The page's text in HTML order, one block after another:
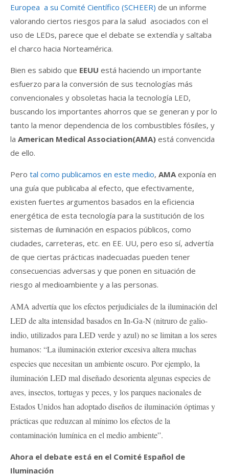
Europea a su Comité Científico (SCHEER) de un informe
valorando ciertos riesgos para la salud asociados con el
uso de LEDs, parece que el debate se extendía y saltaba
el charco hacia Norteamérica.
Bien es sabido que EEUU está haciendo un importante
esfuerzo para la conversión de sus tecnologías más
convencionales y obsoletas hacia la tecnología LED,
buscando los importantes ahorros que se generan y por lo
tanto la menor dependencia de los combustibles fósiles, y
la American Medical Association(AMA) está convencida
de ello.
Pero tal como publicamos en este medio, AMA exponía en
una guía que publicaba al efecto, que efectivamente,
existen fuertes argumentos basados en la eficiencia
energética de esta tecnología para la sustitución de los
sistemas de iluminación en espacios públicos, como
ciudades, carreteras, etc. en EE. UU, pero eso sí, advertía
de que ciertas prácticas inadecuadas pueden tener
consecuencias adversas y que ponen en situación de
riesgo al medioambiente y a las personas.
AMA advertía que los efectos perjudiciales de la iluminación del
LED de alta intensidad basados en In-Ga-N (nitruro de galio-
indio, utilizados para LED verde y azul) no se limitan a los seres
humanos: “La iluminación exterior excesiva altera muchas
especies que necesitan un ambiente oscuro. Por ejemplo, la
iluminación LED mal diseñado desorienta algunas especies de
aves, insectos, tortugas y peces, y los parques nacionales de
Estados Unidos han adoptado diseños de iluminación óptimas y
prácticas que reduzcan al mínimo los efectos de la
contaminación lumínica en el medio ambiente”.
Ahora el debate está en el Comité Español de
Iluminación